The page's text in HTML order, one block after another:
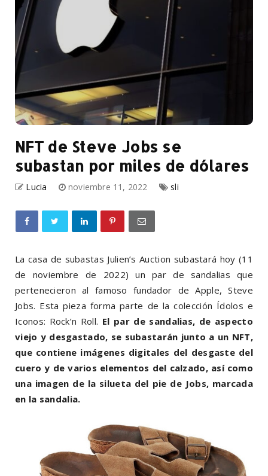
NFT de Steve Jobs se
subastan por miles de dólares
Lucia noviembre 11, 2022 sli
La casa de subastas Julien’s Auction subastará hoy (11
de noviembre de 2022) un par de sandalias que
pertenecieron al famoso fundador de Apple, Steve
Jobs. Esta pieza forma parte de la colección Ídolos e
Iconos: Rock’n Roll. El par de sandalias, de aspecto
viejo y desgastado, se subastarán junto a un NFT,
que contiene imágenes digitales del desgaste del
cuero y de varios elementos del calzado, así como
una imagen de la silueta del pie de Jobs, marcada
en la sandalia.